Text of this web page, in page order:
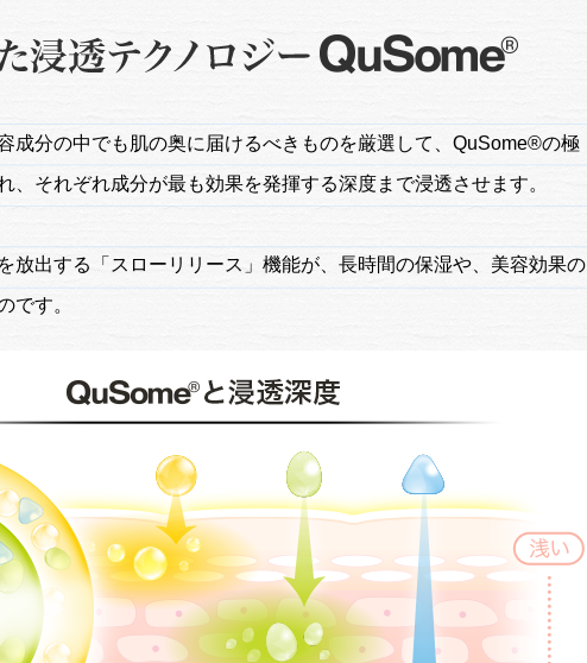
成分の中でも肌の奥に届けるべきものを厳選して、QuSome®の極
、それぞれ成分が最も効果を発揮する深度まで浸透させます。
放出する「スローリリース」機能が、長時間の保湿や、美容効果の
です。